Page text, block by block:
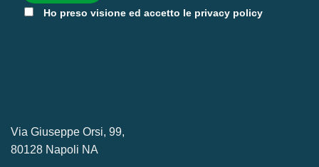
Ho preso visione ed accetto le privacy policy
Via Giuseppe Orsi, 99,
80128 Napoli NA